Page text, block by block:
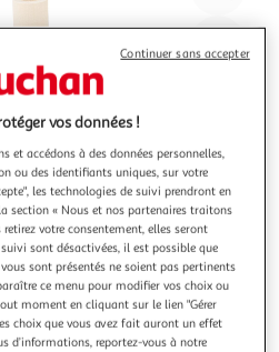
à
Illustration
précédente
Illustration
suivante
vos données !
et accédons à des données personnelles,
ou des identifiants uniques, sur votre
les technologies de suivi prendront en
section « Nous et nos partenaires traitons
votre consentement, elles seront
sont désactivées, il est possible que
sont présentés ne soient pas pertinents
ce menu pour modifier vos choix ou
moment en cliquant sur le lien "Gérer
choix que vous avez fait auront un effet
d’informations, reportez-vous à notre
Continuer sans accepter